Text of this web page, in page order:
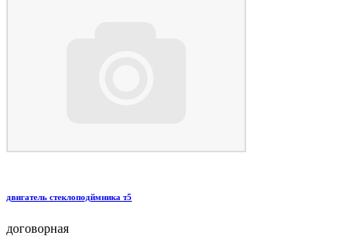
двигатель стеклоподймника т5
договорная